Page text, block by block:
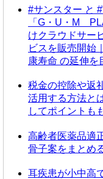
#サンスター と
「G・U・M
けクラウドサー
ビスを販売開始
康寿命 の延伸を
税金の控除や返
活用する方法と
してポイントも
高齢者医薬品適
骨子案をまとめ
耳疾患が小中高